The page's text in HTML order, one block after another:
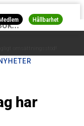
Hållbarhet
omsättningsstöd!
har